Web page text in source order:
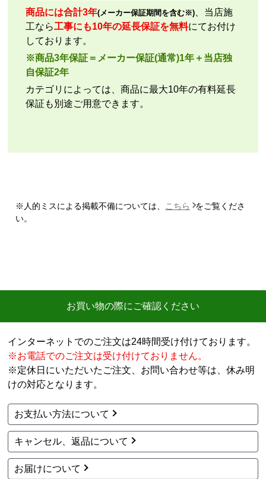
ショップからの連絡や対応は適切でしたか？
いいえ
予定の期日までに商品が届きましたか？
はい
商品の梱包は必要十分なものでしたか？
はい
またこのショップを利用したいですか？
いいえ
【注文からどのくらいで届きましたか？】
商品価格は安く、工事費で稼ぐ形。
い。
工事セットでは二度とつかわない
アト＠リエさん
2026年7月28日 17:11
欲しい商品をスムーズに注文できましたか？
はい
ショップからの連絡や対応は適切でしたか？
商品には合計3年(メーカー保証期間を含む※) 、当店施
工なら工事にも10年の延長保証を無料にてお付け
しております。
※商品3年保証＝メーカー保証(通常)1年＋当店独
自保証2年
カテゴリによっては、商品に最大10年の有料延長
保証も別途ご用意できます。
※人的ミスによる掲載不備については、 こちら
をご覧くださ
い。
お買い物の際にご確認ください
インターネットでのご注文は24時間受け付けております。
※お電話でのご注文は受け付けておりません。
※定休日にいただいたご注文、お問い合わせ等は、休み明
けの対応となります。
お支払い方法について
キャンセル、返品について
お届けについて